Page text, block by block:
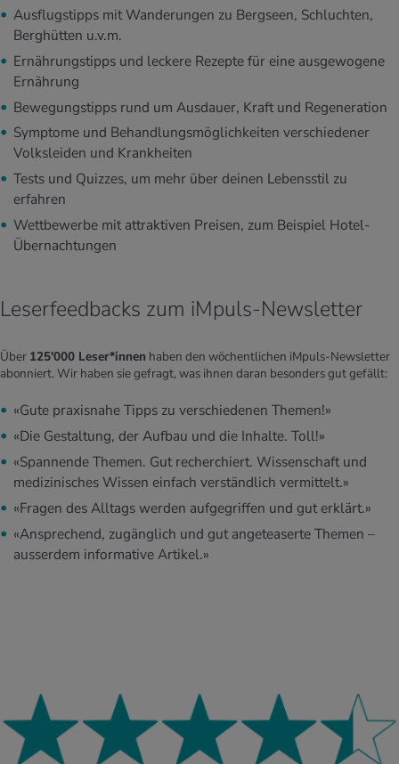
Ausflugstipps mit Wanderungen zu Bergseen, Schluchten,
Berghütten u.v.m.
Ernährungstipps und leckere Rezepte für eine ausgewogene
Ernährung
Bewegungstipps rund um Ausdauer, Kraft und Regeneration
Symptome und Behandlungsmöglichkeiten verschiedener
Volksleiden und Krankheiten
Tests und Quizzes, um mehr über deinen Lebensstil zu
erfahren
Wettbewerbe mit attraktiven Preisen, zum Beispiel Hotel-
Übernachtungen
Leserfeedbacks zum iMpuls-Newsletter
Über 125'000 Leser*innen haben den wöchentlichen iMpuls-Newsletter
abonniert. Wir haben sie gefragt, was ihnen daran besonders gut gefällt:
«Gute praxisnahe Tipps zu verschiedenen Themen!»
«Die Gestaltung, der Aufbau und die Inhalte. Toll!»
«Spannende Themen. Gut recherchiert. Wissenschaft und
medizinisches Wissen einfach verständlich vermittelt.»
«Fragen des Alltags werden aufgegriffen und gut erklärt.»
«Ansprechend, zugänglich und gut angeteaserte Themen –
ausserdem informative Artikel.»